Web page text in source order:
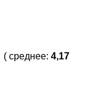
( среднее: 4,17